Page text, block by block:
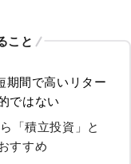
こと
期間で高いリター
ではない
「積立投資」と
すすめ